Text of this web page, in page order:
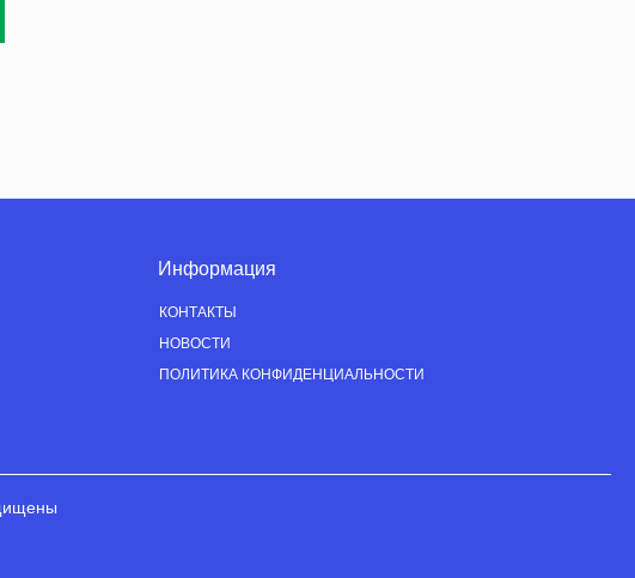
Информация
КОНТАКТЫ
НОВОСТИ
ПОЛИТИКА КОНФИДЕНЦИАЛЬНОСТИ